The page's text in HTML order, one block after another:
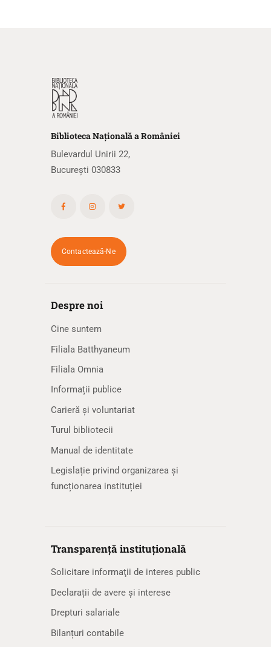
BibliotecaNaționalăa României
Bulevardul Unirii 22,
București 030833
Contactează-Ne
Despre noi
Cine suntem
Filiala Batthyaneum
Filiala Omnia
Informații publice
Carieră și voluntariat
Turul bibliotecii
Manual de identitate
Legislație privind organizarea și
funcționarea instituției
Transparență instituțională
Solicitare informaţii de interes public
Declarații de avere și interese
Drepturi salariale
Bilanțuri contabile